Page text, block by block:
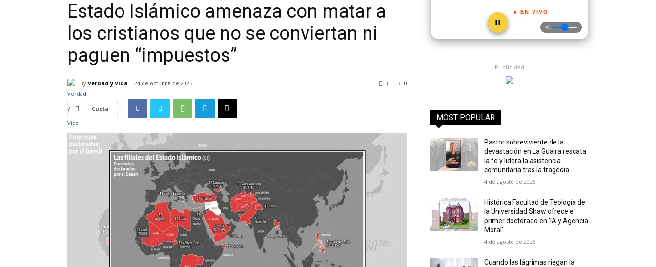
Estado Islámico amenaza con matar a
los cristianos que no se conviertan ni
paguen “impuestos”
By Verdad y Vida 24 de octubre de 2025 0
3
Cuota
● EN VIVO
- Publicidad -
MOST POPULAR
Pastor sobreviviente de la
devastación en La Guaira rescata
la fe y lidera la asistencia
comunitaria tras la tragedia
4 de agosto de 2026
Histórica Facultad de Teología de
la Universidad Shaw ofrece el
primer doctorado en ‘IA y Agencia
Moral’
4 de agosto de 2026
Cuando las lágrimas riegan la